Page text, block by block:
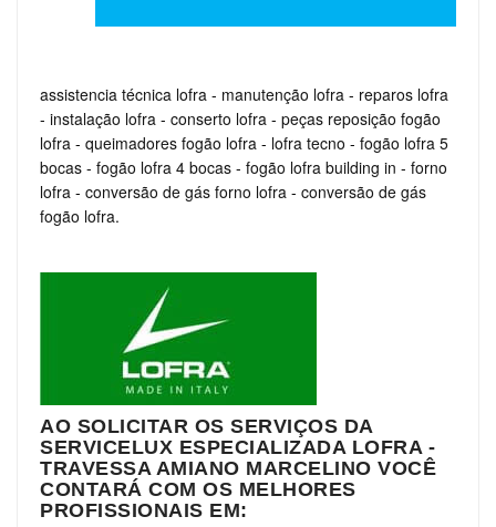
assistencia técnica lofra - manutenção lofra - reparos lofra
- instalação lofra - conserto lofra - peças reposição fogão
lofra - queimadores fogão lofra - lofra tecno - fogão lofra 5
bocas - fogão lofra 4 bocas - fogão lofra building in - forno
lofra - conversão de gás forno lofra - conversão de gás
fogão lofra.
AO SOLICITAR OS SERVIÇOS DA
SERVICELUX ESPECIALIZADA LOFRA -
TRAVESSA AMIANO MARCELINO VOCÊ
CONTARÁ COM OS MELHORES
PROFISSIONAIS EM: